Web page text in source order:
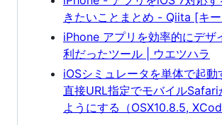
きたいことまとめ - Qiita [キ
iPhone アプリを効率的にデザ
利だったツール | ウエツハラ
iOSシミュレータを単体で起
直接URL指定でモバイルSafari
ようにする（OSX10.8.5,